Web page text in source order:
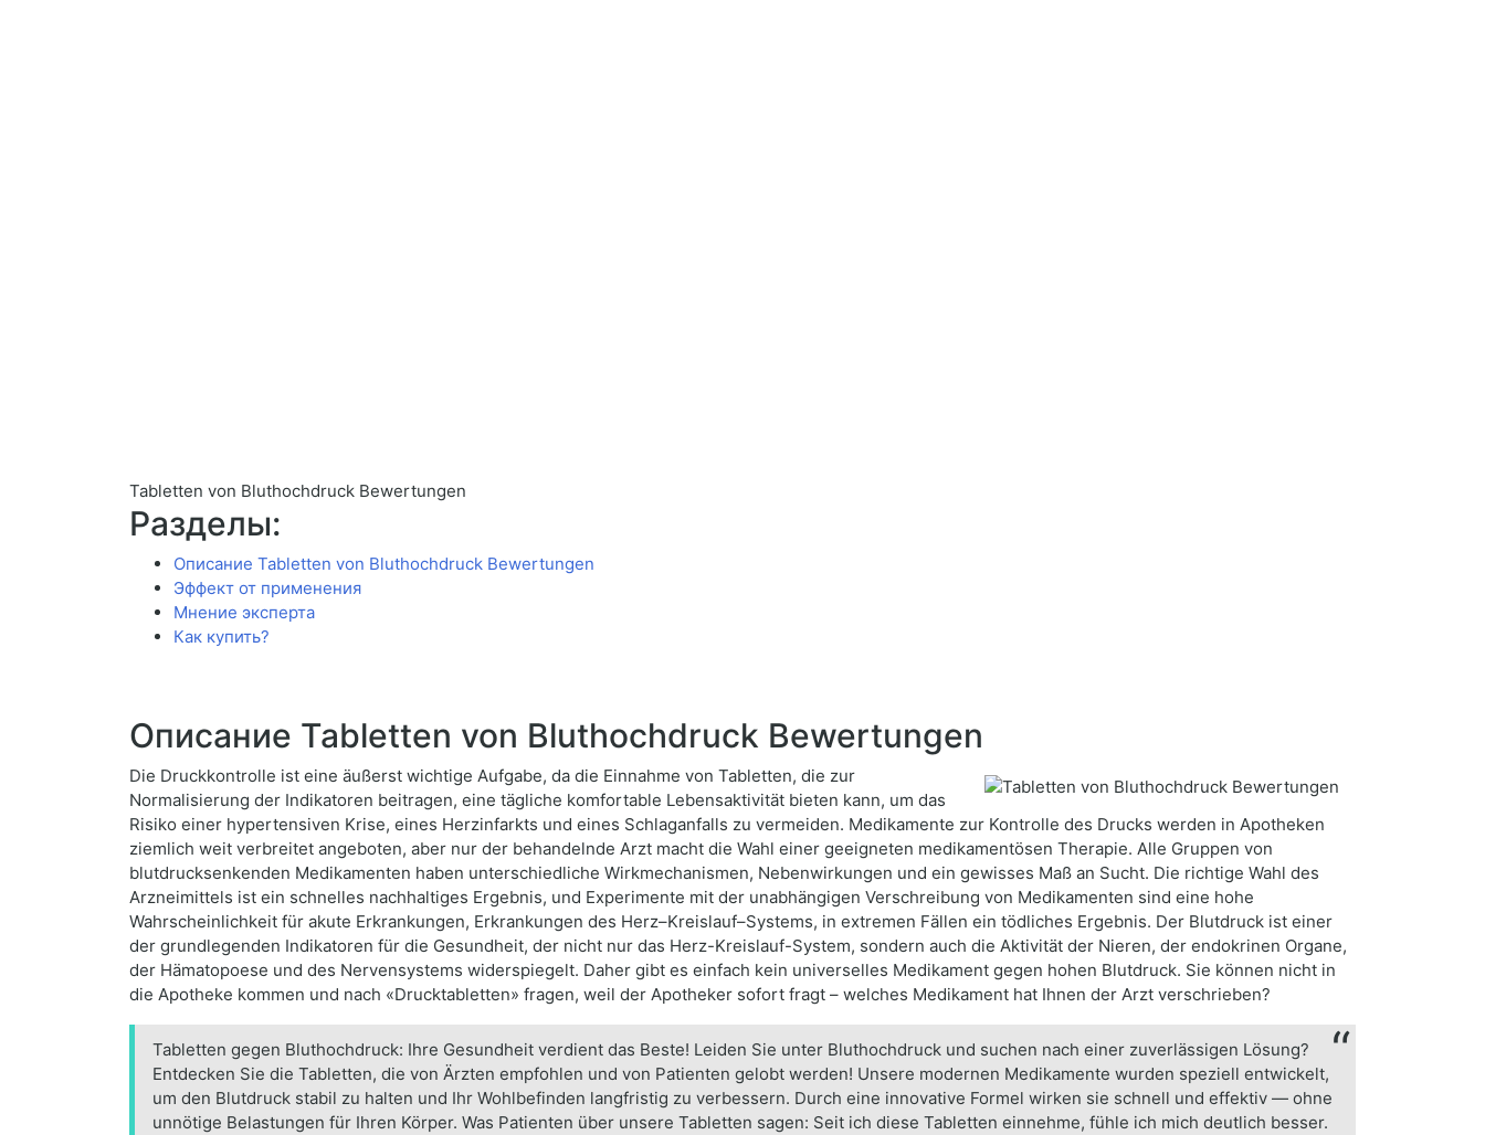
Tabletten von Bluthochdruck Bewertungen
Разделы:
Описание Tabletten von Bluthochdruck Bewertungen
Эффект от применения
Мнение эксперта
Как купить?
Описание Tabletten von Bluthochdruck Bewertungen
Die Druckkontrolle ist eine äußerst wichtige Aufgabe, da die Einnahme von Tabletten, die zur
Normalisierung der Indikatoren beitragen, eine tägliche komfortable Lebensaktivität bieten kann, um das
Risiko einer hypertensiven Krise, eines Herzinfarkts und eines Schlaganfalls zu vermeiden. Medikamente zur Kontrolle des Drucks werden in Apotheken
ziemlich weit verbreitet angeboten, aber nur der behandelnde Arzt macht die Wahl einer geeigneten medikamentösen Therapie. Alle Gruppen von
blutdrucksenkenden Medikamenten haben unterschiedliche Wirkmechanismen, Nebenwirkungen und ein gewisses Maß an Sucht. Die richtige Wahl des
Arzneimittels ist ein schnelles nachhaltiges Ergebnis, und Experimente mit der unabhängigen Verschreibung von Medikamenten sind eine hohe
Wahrscheinlichkeit für akute Erkrankungen, Erkrankungen des Herz–Kreislauf–Systems, in extremen Fällen ein tödliches Ergebnis. Der Blutdruck ist einer
der grundlegenden Indikatoren für die Gesundheit, der nicht nur das Herz-Kreislauf-System, sondern auch die Aktivität der Nieren, der endokrinen Organe,
der Hämatopoese und des Nervensystems widerspiegelt. Daher gibt es einfach kein universelles Medikament gegen hohen Blutdruck. Sie können nicht in
die Apotheke kommen und nach «Drucktabletten» fragen, weil der Apotheker sofort fragt – welches Medikament hat Ihnen der Arzt verschrieben?
Tabletten gegen Bluthochdruck: Ihre Gesundheit verdient das Beste! Leiden Sie unter Bluthochdruck und suchen nach einer zuverlässigen Lösung?
Entdecken Sie die Tabletten, die von Ärzten empfohlen und von Patienten gelobt werden! Unsere modernen Medikamente wurden speziell entwickelt,
um den Blutdruck stabil zu halten und Ihr Wohlbefinden langfristig zu verbessern. Durch eine innovative Formel wirken sie schnell und effektiv — ohne
unnötige Belastungen für Ihren Körper. Was Patienten über unsere Tabletten sagen: Seit ich diese Tabletten einnehme, fühle ich mich deutlich besser.